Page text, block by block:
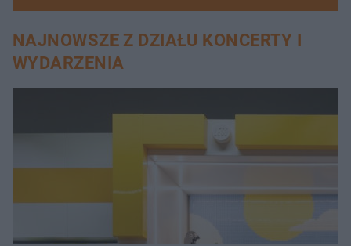
NAJNOWSZE Z DZIAŁU KONCERTY I
WYDARZENIA